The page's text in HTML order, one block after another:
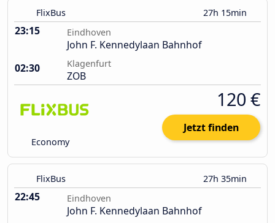
FlixBus 27h 15min
23:15 Eindhoven
John F. Kennedylaan Bahnhof
02:30
Klagenfurt
ZOB
Economy
120 €
Jetzt finden
FlixBus 27h 35min
22:45 Eindhoven
John F. Kennedylaan Bahnhof